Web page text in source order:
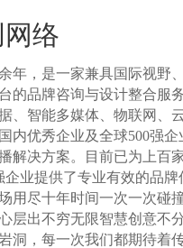
络
年，是一家兼具国际视野
的品牌咨询与设计整合服
、智能多媒体、物联网、云
内优秀企业及全球500强
解决方案。目前已为上百
企业提供了专业有效的品牌
用尽十年时间一次一次碰
层出不穷无限智慧创意不
洞，每一次我们都期待着